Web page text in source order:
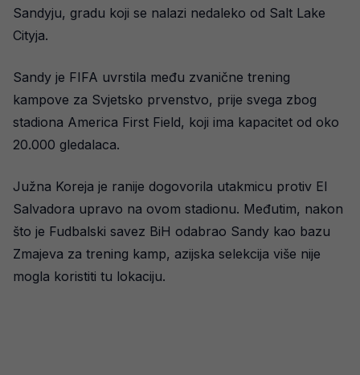
Sandyju, gradu koji se nalazi nedaleko od Salt Lake
Cityja.
Sandy je FIFA uvrstila među zvanične trening
kampove za Svjetsko prvenstvo, prije svega zbog
stadiona America First Field, koji ima kapacitet od oko
20.000 gledalaca.
Južna Koreja je ranije dogovorila utakmicu protiv El
Salvadora upravo na ovom stadionu. Međutim, nakon
što je Fudbalski savez BiH odabrao Sandy kao bazu
Zmajeva za trening kamp, azijska selekcija više nije
mogla koristiti tu lokaciju.